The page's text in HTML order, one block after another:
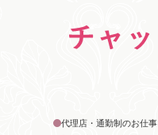
代理店・通勤制のお仕事